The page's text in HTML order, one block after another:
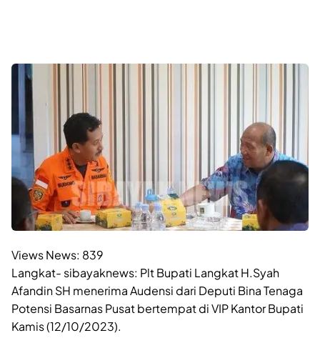
Views News: 839
Langkat- sibayaknews: Plt Bupati Langkat H.Syah
Afandin SH menerima Audensi dari Deputi Bina Tenaga
Potensi Basarnas Pusat bertempat di VIP Kantor Bupati
Kamis (12/10/2023).